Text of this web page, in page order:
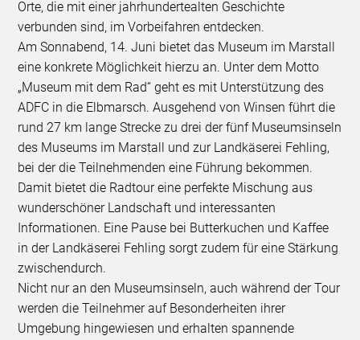
Orte, die mit einer jahrhundertealten Geschichte
verbunden sind, im Vorbeifahren entdecken.
Am Sonnabend, 14. Juni bietet das Museum im Marstall
eine konkrete Möglichkeit hierzu an. Unter dem Motto
„Museum mit dem Rad“ geht es mit Unterstützung des
ADFC in die Elbmarsch. Ausgehend von Winsen führt die
rund 27 km lange Strecke zu drei der fünf Museumsinseln
des Museums im Marstall und zur Landkäserei Fehling,
bei der die Teilnehmenden eine Führung bekommen.
Damit bietet die Radtour eine perfekte Mischung aus
wunderschöner Landschaft und interessanten
Informationen. Eine Pause bei Butterkuchen und Kaffee
in der Landkäserei Fehling sorgt zudem für eine Stärkung
zwischendurch.
Nicht nur an den Museumsinseln, auch während der Tour
werden die Teilnehmer auf Besonderheiten ihrer
Umgebung hingewiesen und erhalten spannende